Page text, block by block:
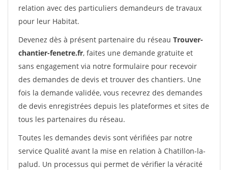
relation avec des particuliers demandeurs de travaux
pour leur Habitat.
Devenez dès à présent partenaire du réseau Trouver-
chantier-fenetre.fr, faites une demande gratuite et
sans engagement via notre formulaire pour recevoir
des demandes de devis et trouver des chantiers. Une
fois la demande validée, vous recevrez des demandes
de devis enregistrées depuis les plateformes et sites de
tous les partenaires du réseau.
Toutes les demandes devis sont vérifiées par notre
service Qualité avant la mise en relation à Chatillon-la-
palud. Un processus qui permet de vérifier la véracité